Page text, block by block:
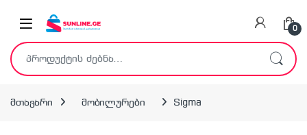
0
ძებნა:
მთავარი მობილურები Sigma